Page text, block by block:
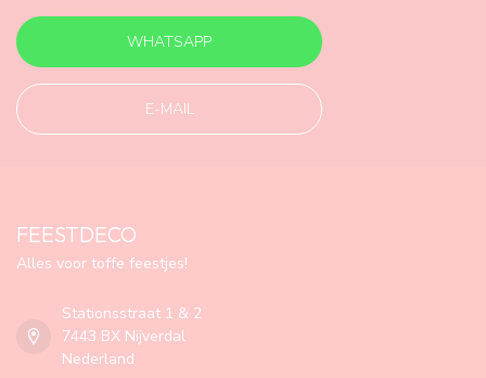
WHATSAPP
E-MAIL
FEESTDECO
Alles voor toffe feestjes!
Stationsstraat 1 & 2
7443 BX Nijverdal
Nederland